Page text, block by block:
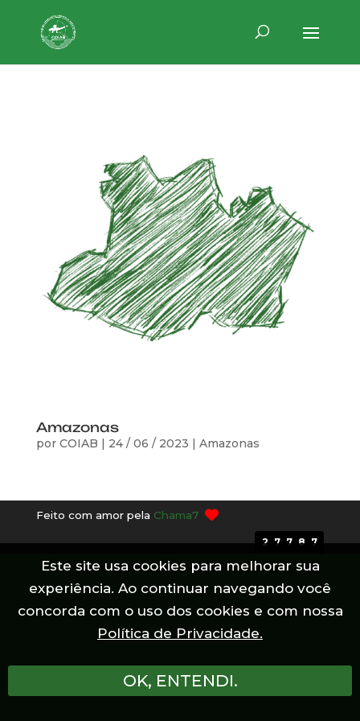
Amazonas
por COIAB 24 / 06 / 2023 Amazonas
Feito com amor pela Chama7
27787
Este site usa cookies para melhorar sua
experiência. Ao continuar navegando você
concorda com o uso dos cookies e com nossa
Política de Privacidade.
OK, ENTENDI.